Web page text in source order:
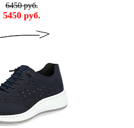
6450 руб.
5450 руб.